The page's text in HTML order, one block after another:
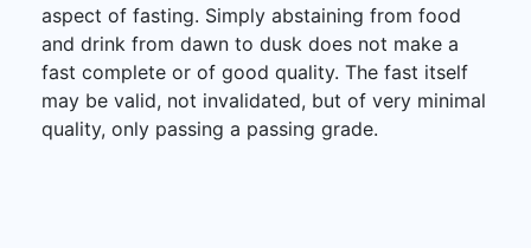
aspect of fasting. Simply abstaining from food
and drink from dawn to dusk does not make a
fast complete or of good quality. The fast itself
may be valid, not invalidated, but of very minimal
quality, only passing a passing grade.